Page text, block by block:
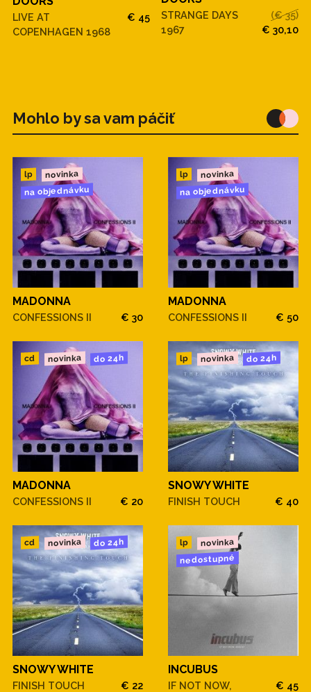
LIVE AT
COPENHAGEN 1968
€ 45
STRANGE DAYS
1967
(€ 35)
€ 30,10
Mohlo by sa vam páčiť
lp novinka
na objednávku
MADONNA
CONFESSIONS II € 30
lp novinka
na objednávku
MADONNA
CONFESSIONS II € 50
cd novinka do 24h
MADONNA
CONFESSIONS II € 20
lp novinka do 24h
SNOWY WHITE
FINISH TOUCH € 40
cd novinka do 24h
SNOWY WHITE
FINISH TOUCH € 22
lp novinka
nedostupné
INCUBUS
IF NOT NOW,
€ 45